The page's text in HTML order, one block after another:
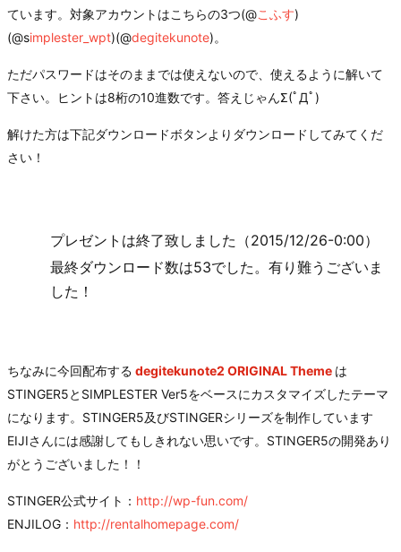
ています。対象アカウントはこちらの3つ(@こふす)
(@simplester_wpt)(@degitekunote)。
ただパスワードはそのままでは使えないので、使えるように解いて
下さい。ヒントは8桁の10進数です。答えじゃんΣ(ﾟДﾟ)
解けた方は下記ダウンロードボタンよりダウンロードしてみてくだ
さい！
プレゼントは終了致しました（2015/12/26-0:00）
最終ダウンロード数は53でした。有り難うございま
した！
ちなみに今回配布する degitekunote2 ORIGINAL Theme は
STINGER5とSIMPLESTER Ver5をベースにカスタマイズしたテーマ
になります。STINGER5及びSTINGERシリーズを制作しています
EIJIさんには感謝してもしきれない思いです。STINGER5の開発あり
がとうございました！！
STINGER公式サイト： http://wp-fun.com/
ENJILOG： http://rentalhomepage.com/